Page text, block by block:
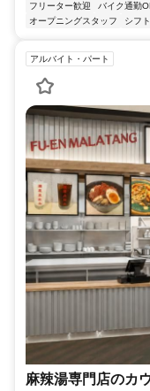
フリーター歓迎 バイク通勤
オープニングスタッフ
シフ
アルバイト・パート
麻辣湯専門店のカ